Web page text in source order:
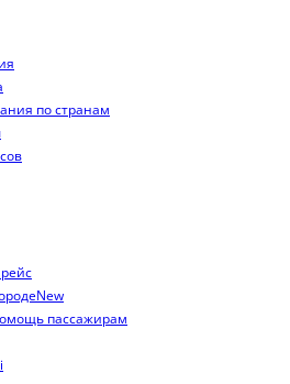
по странам
New
пассажирам